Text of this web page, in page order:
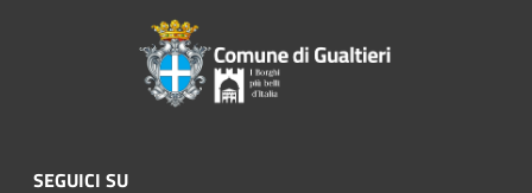
SEGUICI SU